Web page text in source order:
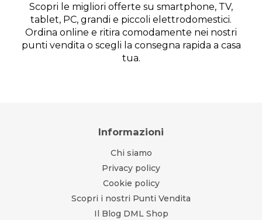
Scopri le migliori offerte su smartphone, TV,
tablet, PC, grandi e piccoli elettrodomestici.
Ordina online e ritira comodamente nei nostri
punti vendita o scegli la consegna rapida a casa
tua.
Informazioni
Chi siamo
Privacy policy
Cookie policy
Scopri i nostri Punti Vendita
Il Blog DML Shop